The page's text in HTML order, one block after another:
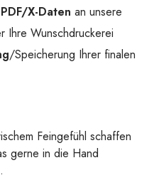
X-Daten an unsere
Ihre Wunschdruckerei
/Speicherung Ihrer finalen
Feingefühl schaffen
gerne in die Hand